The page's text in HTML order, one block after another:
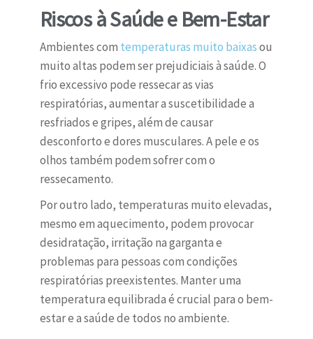
Riscos à Saúde e Bem-Estar
Ambientes com temperaturas muito baixasou
muito altas podem ser prejudiciais à saúde. O
frio excessivo pode ressecar as vias
respiratórias, aumentar a suscetibilidade a
resfriados e gripes, além de causar
desconforto e dores musculares. A pele e os
olhos também podem sofrer com o
ressecamento.
Por outro lado, temperaturas muito elevadas,
mesmo em aquecimento, podem provocar
desidratação, irritação na garganta e
problemas para pessoas com condições
respiratórias preexistentes. Manter uma
temperatura equilibrada é crucial para o bem-
estar e a saúde de todos no ambiente.